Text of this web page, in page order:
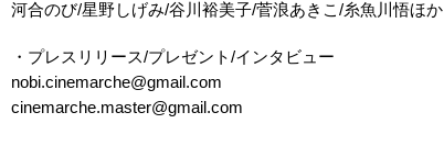
河合のび/星野しげみ/谷川裕美子/菅浪あきこ/糸魚川悟ほか
・プレスリリース/プレゼント/インタビュー
nobi.cinemarche@gmail.com
cinemarche.master@gmail.com